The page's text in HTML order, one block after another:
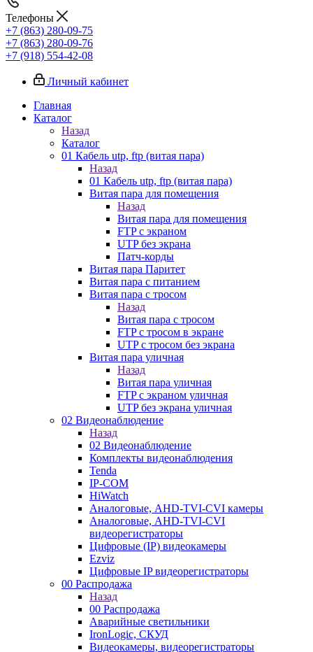
Телефоны
+7 (863) 280-09-75
+7 (863) 280-09-76
+7 (918) 554-42-08
Личный кабинет
Главная
Каталог
Назад
Каталог
01 Кабель utp, ftp (витая пара)
Назад
01 Кабель utp, ftp (витая пара)
Витая пара для помещения
Назад
Витая пара для помещения
FTP с экраном
UTP без экрана
Патч-корды
Витая пара Паритет
Витая пара с питанием
Витая пара с тросом
Назад
Витая пара с тросом
FTP с тросом в экране
UTP с тросом без экрана
Витая пара уличная
Назад
Витая пара уличная
FTP с экраном уличная
UTP без экрана уличная
02 Видеонаблюдение
Назад
02 Видеонаблюдение
Комплекты видеонаблюдения
Tenda
IP-COM
HiWatch
Аналоговые, AHD-TVI-CVI камеры
Аналоговые, AHD-TVI-CVI
видеорегистраторы
Цифровые (IP) видеокамеры
Ezviz
Цифровые IP видеорегистраторы
00 Распродажа
Назад
00 Распродажа
Аварийные светильники
IronLogic, СКУД
Видеокамеры, видеорегистраторы